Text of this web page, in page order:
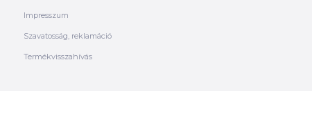
Impresszum
Szavatosság, reklamáció
Termékvisszahívás